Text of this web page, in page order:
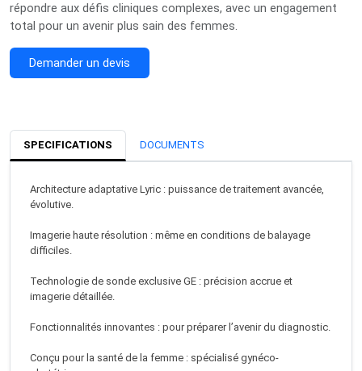
répondre aux défis cliniques complexes, avec un engagement
total pour un avenir plus sain des femmes.
Demander un devis
SPECIFICATIONS DOCUMENTS
Architecture adaptative Lyric : puissance de traitement avancée,
évolutive.
Imagerie haute résolution : même en conditions de balayage
difficiles.
Technologie de sonde exclusive GE : précision accrue et
imagerie détaillée.
Fonctionnalités innovantes : pour préparer l’avenir du diagnostic.
Conçu pour la santé de la femme : spécialisé gynéco-